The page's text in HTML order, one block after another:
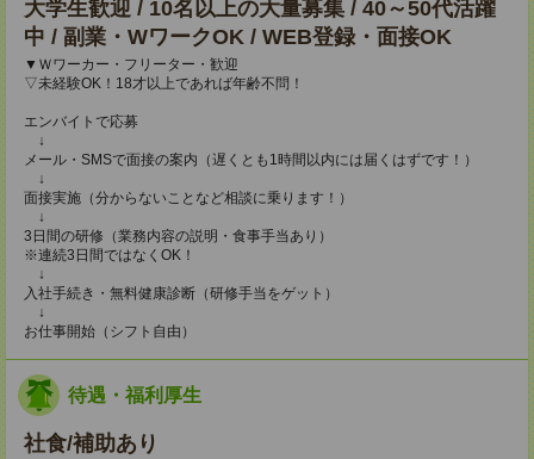
大学生歓迎 / 10名以上の大量募集 / 40～50代活躍
中 / 副業・WワークOK / WEB登録・面接OK
▼Ｗワーカー・フリーター・歓迎
▽未経験OK！18才以上であれば年齢不問！
エンバイトで応募
↓
メール・SMSで面接の案内（遅くとも1時間以内には届くはずです！）
↓
面接実施（分からないことなど相談に乗ります！）
↓
3日間の研修（業務内容の説明・食事手当あり）
※連続3日間ではなくOK！
↓
入社手続き・無料健康診断（研修手当をゲット）
↓
お仕事開始（シフト自由）
待遇・福利厚生
社食/補助あり